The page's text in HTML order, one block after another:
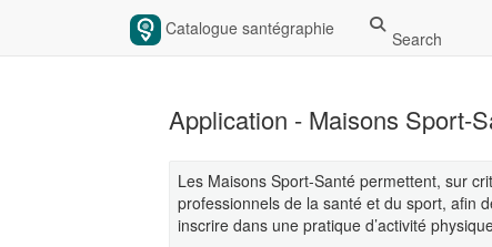
Catalogue santégraphie Search
Application - Maisons Sport-
Les Maisons Sport-Santé permettent, sur
professionnels de la santé et du sport, afin
inscrire dans une pratique d’activité